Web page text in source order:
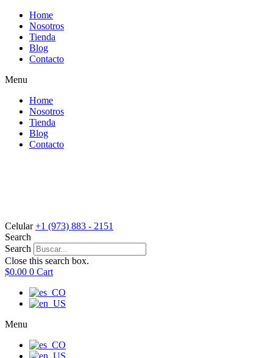
Saltar
contenido
Home
Nosotros
Tienda
Blog
Contacto
Menu
Home
Nosotros
Tienda
Blog
Contacto
Celular+1 (973) 883 - 2151
Search
Search
Close this search box.
$0.00 0 Cart
Menu